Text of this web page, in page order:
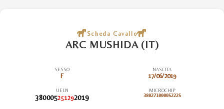
Scheda Cavallo
ARC MUSHIDA (IT)
SESSO
F
NASCITA
17/06/2019
UELN
380005251292019
MICROCHIP
380271000052225